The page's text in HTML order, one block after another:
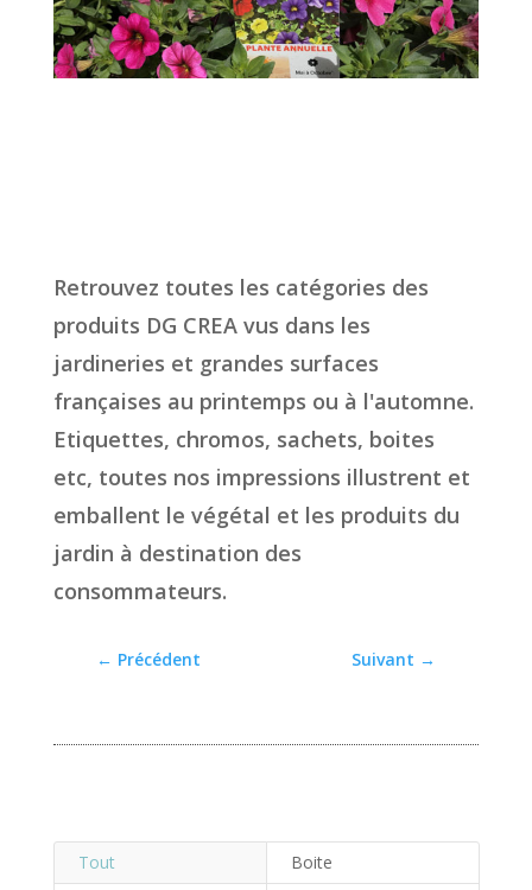
Retrouvez toutes les catégories des
produits DG CREA vus dans les
jardineries et grandes surfaces
françaises au printemps ou à l'automne.
Etiquettes, chromos, sachets, boites
etc, toutes nos impressions illustrent et
emballent le végétal et les produits du
jardin à destination des
consommateurs.
← Précédent Suivant →
Tout Boite